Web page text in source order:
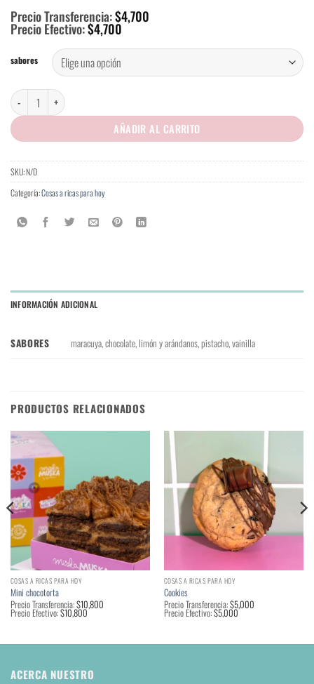
Precio Transferencia:$4,700
Precio Efectivo:$4,700
sabores
Muffins cantidad
AÑADIR AL CARRITO
SKU:N/D
Categoría:Cosas a ricas para hoy
INFORMACIÓN ADICIONAL
SABORES maracuya, chocolate, limón y arándanos, pistacho, vainilla
PRODUCTOS RELACIONADOS
COSAS A RICAS PARA HOY
Mini chocotorta
Precio Transferencia:$10,800
Precio Efectivo:$10,800
COSAS A RICAS PARA HOY
Cookies
Precio Transferencia:$5,000
Precio Efectivo:$5,000
ACERCA NUESTRO